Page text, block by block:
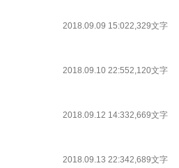
2018.09.09 15:022,329文字
2018.09.10 22:552,120文字
2018.09.12 14:332,669文字
2018.09.13 22:342,689文字